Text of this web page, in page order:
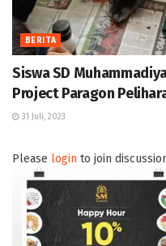
BERITA
Siswa SD
Project Paragon
31 Juli, 2023
Please login to join